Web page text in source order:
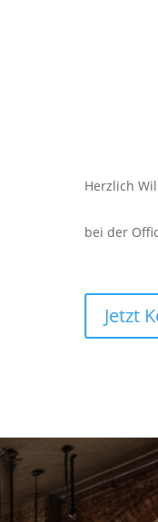
Herzlich
bei der
Jetzt